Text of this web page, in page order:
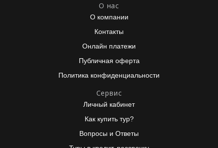
О нас
О компании
Контакты
Онлайн платежи
Публичная оферта
Политика конфиденциальности
Сервис
Личный кабинет
Как купить тур?
Вопросы и Ответы